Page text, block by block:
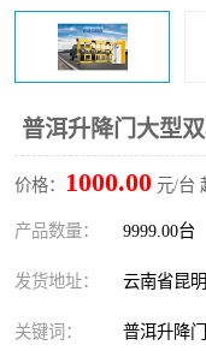
普洱升降门大型
价格： 1000.00 元/台
产品数量： 9999.00台
发货地址： 云南省昆
关键词： 普洱升降